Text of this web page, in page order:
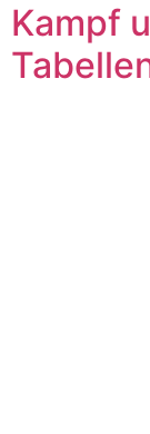
Kampf